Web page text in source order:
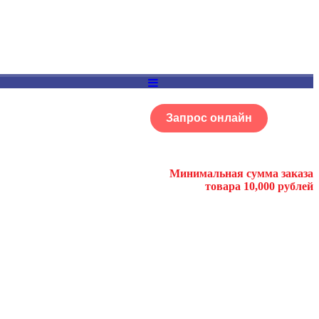
Запрос онлайн
Минимальная сумма заказа
товара 10,000 рублей